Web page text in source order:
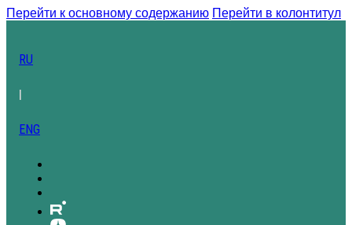
Перейти к основному содержанию Перейти в колонтитул
RU
ENG